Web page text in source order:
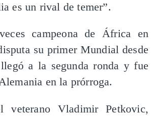
es un rival de temer”.
campeona de África en
su primer Mundial desde
a la segunda ronda y fue
en la prórroga.
veterano Vladimir Petkovic,